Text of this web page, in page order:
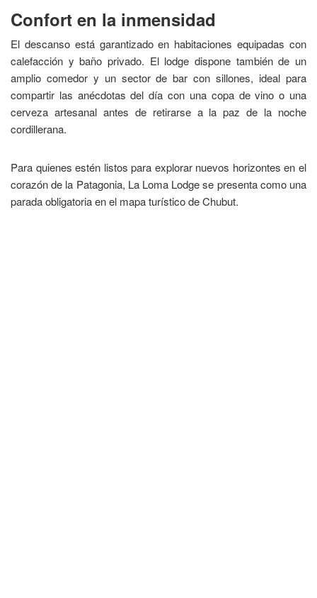
​Confort en la inmensidad
​El descanso está garantizado en habitaciones equipadas con
calefacción y baño privado. El lodge dispone también de un
amplio comedor y un sector de bar con sillones, ideal para
compartir las anécdotas del día con una copa de vino o una
cerveza artesanal antes de retirarse a la paz de la noche
cordillerana.
​Para quienes estén listos para explorar nuevos horizontes en el
corazón de la Patagonia, La Loma Lodge se presenta como una
parada obligatoria en el mapa turístico de Chubut.